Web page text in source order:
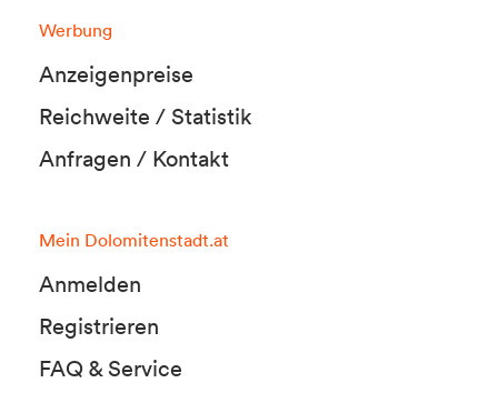
Werbung
Anzeigenpreise
Reichweite / Statistik
Anfragen / Kontakt
Mein Dolomitenstadt.at
Anmelden
Registrieren
FAQ & Service